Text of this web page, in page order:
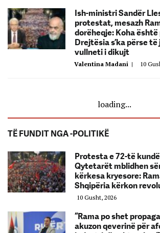
Ish-ministri Sandër
protestat, mesazh
dorëheqje: Koha
Drejtësia s’ka përse
vullneti i dikujt
Valentina Madani | 10
loading...
TË FUNDIT NGA -POLITIKË
Protesta e 72-të
Qytetarët mblidhen
kërkesa kryesore:
Shqipëria kërkon
10 Gusht, 2026
“Rama po shet
akuzon qeverinë për